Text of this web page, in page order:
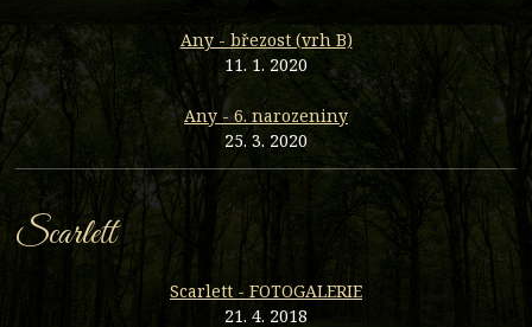
Any - březost (vrh B)
11. 1. 2020
Any - 6. narozeniny
25. 3. 2020
Scarlett
Scarlett - FOTOGALERIE
21. 4. 2018